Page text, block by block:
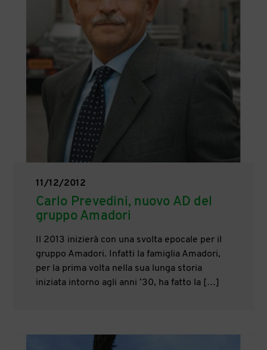
11/12/2012
Carlo Prevedini, nuovo AD del
gruppo Amadori
Il 2013 inizierà con una svolta epocale per il
gruppo Amadori. Infatti la famiglia Amadori,
per la prima volta nella sua lunga storia
iniziata intorno agli anni ’30, ha fatto la […]